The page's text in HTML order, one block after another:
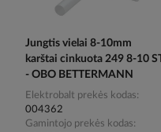
Jungtis vielai 8-10mm
karštai cinkuota 249 8-10
- OBO BETTERMANN
Elektrobalt prekės kodas
004362
Gamintojo prekės kodas